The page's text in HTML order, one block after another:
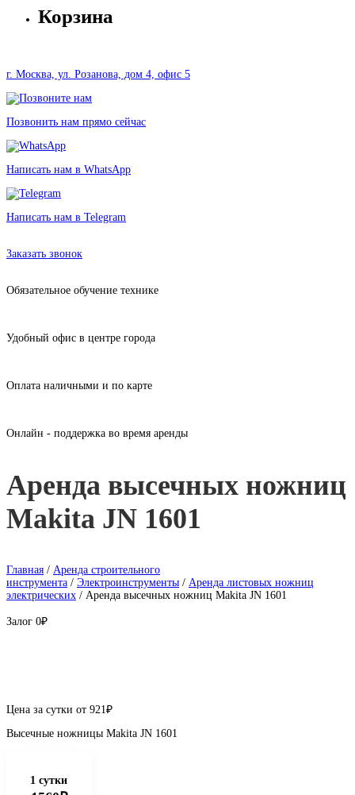
Корзина
г. Москва, ул. Розанова, дом 4, офис 5
Позвонить нам прямо сейчас
Написать нам в WhatsApp
Написать нам в Telegram
Заказать звонок
Обязательное обучение технике
Удобный офис в центре города
Оплата наличными и по карте
Онлайн - поддержка во время аренды
Аренда высечных ножниц
Makita JN 1601
Главная / Аренда строительного
инструмента / Электроинструменты / Аренда листовых ножниц
электрических / Аренда высечных ножниц Makita JN 1601
Залог 0₽
Цена за сутки от 921₽
Высечные ножницы Makita JN 1601
1 сутки